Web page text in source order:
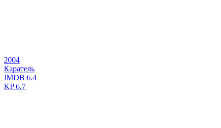
2004
Каратель
IMDB 6.4
KP6.7